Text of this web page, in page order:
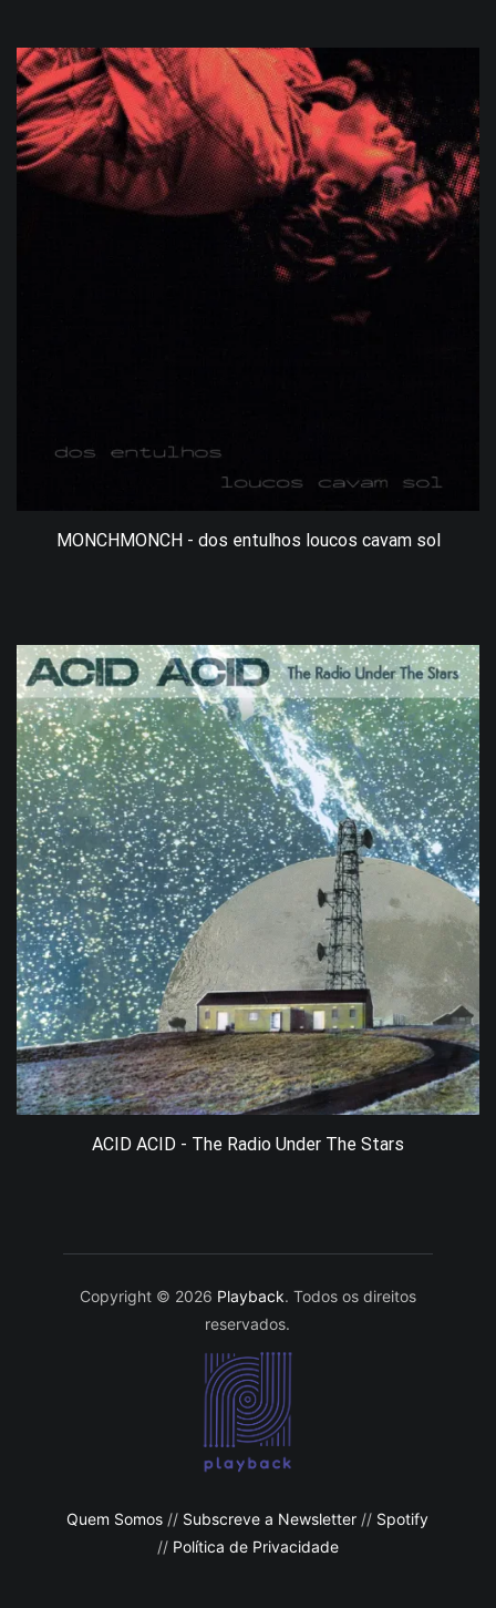
MONCHMONCH - dos entulhos loucos cavam sol
ACID ACID - The Radio Under The Stars
Copyright © 2026 Playback. Todos os direitos
reservados.
Quem Somos // Subscreve a Newsletter // Spotify
// Política de Privacidade